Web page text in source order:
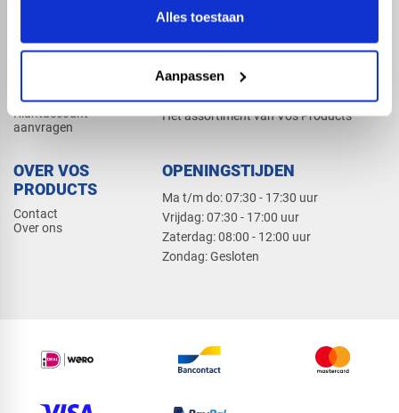
Alles toestaan
Aanpassen
Dak en gevel
Klantaccount
aanvragen
PRODUCTCATALOGUS 2026
Het assortiment van Vos Products
OVER VOS
PRODUCTS
Contact
Over ons
OPENINGSTIJDEN
Ma t/m do: 07:30 - 17:30 uur
​Vrijdag: 07:30 - 17:00 uur
​Zaterdag: 08:00 - 12:00 uur
​Zondag: Gesloten